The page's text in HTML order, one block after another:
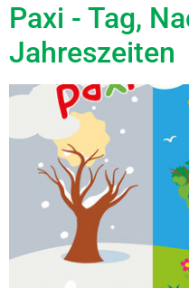
Paxi - Tag,
Jahreszeiten